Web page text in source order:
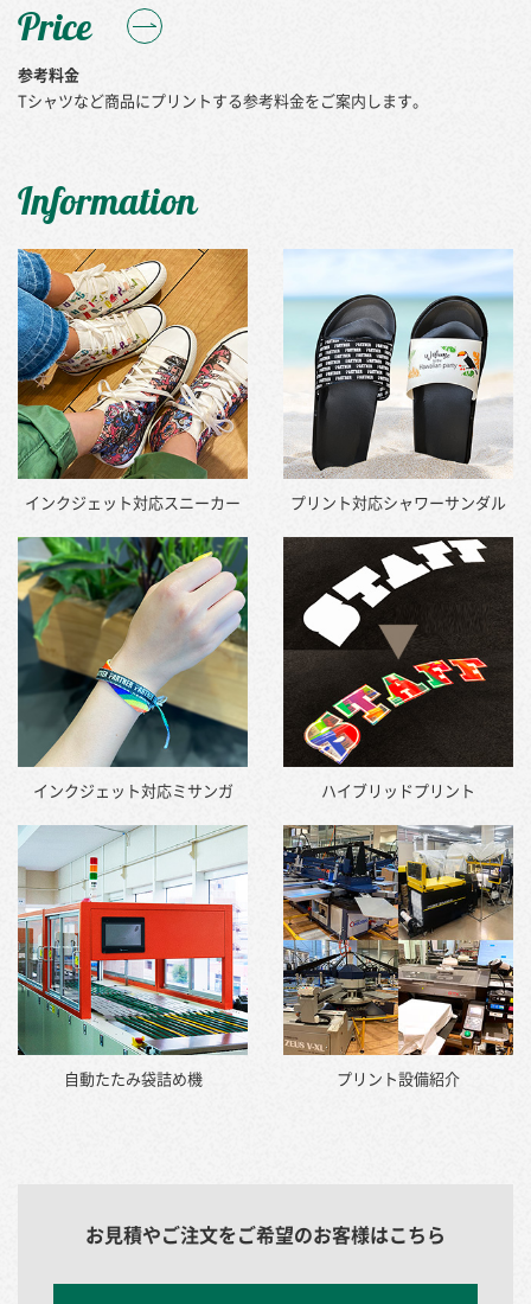
Price
参考料金
Tシャツなど商品にプリントする参考料金をご案内します。
Information
インクジェット対応スニーカー プリント対応シャワーサンダル
インクジェット対応ミサンガ ハイブリッドプリント
自動たたみ袋詰め機 プリント設備紹介
お見積やご注文をご希望のお客様はこちら